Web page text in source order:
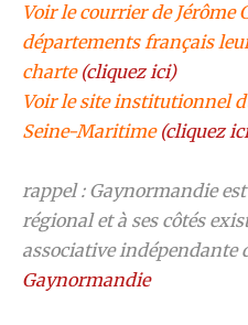
Voir le courrier de Jérôme
départements français
charte (cliquez ici)
Voir le site institutionnel
Seine-Maritime (cliquez
rappel : Gaynormandie
régional et à ses côtés
associative indépendante
Gaynormandie